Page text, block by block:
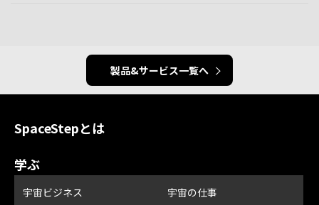
製品&サービス一覧へ
SpaceStepとは
学ぶ
宇宙ビジネス 宇宙の仕事